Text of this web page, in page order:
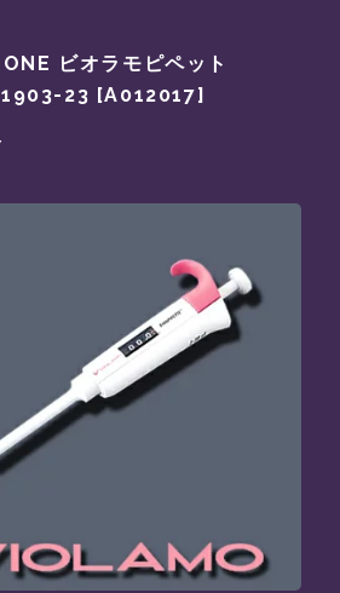
ビオラモピペット
23 [A012017]